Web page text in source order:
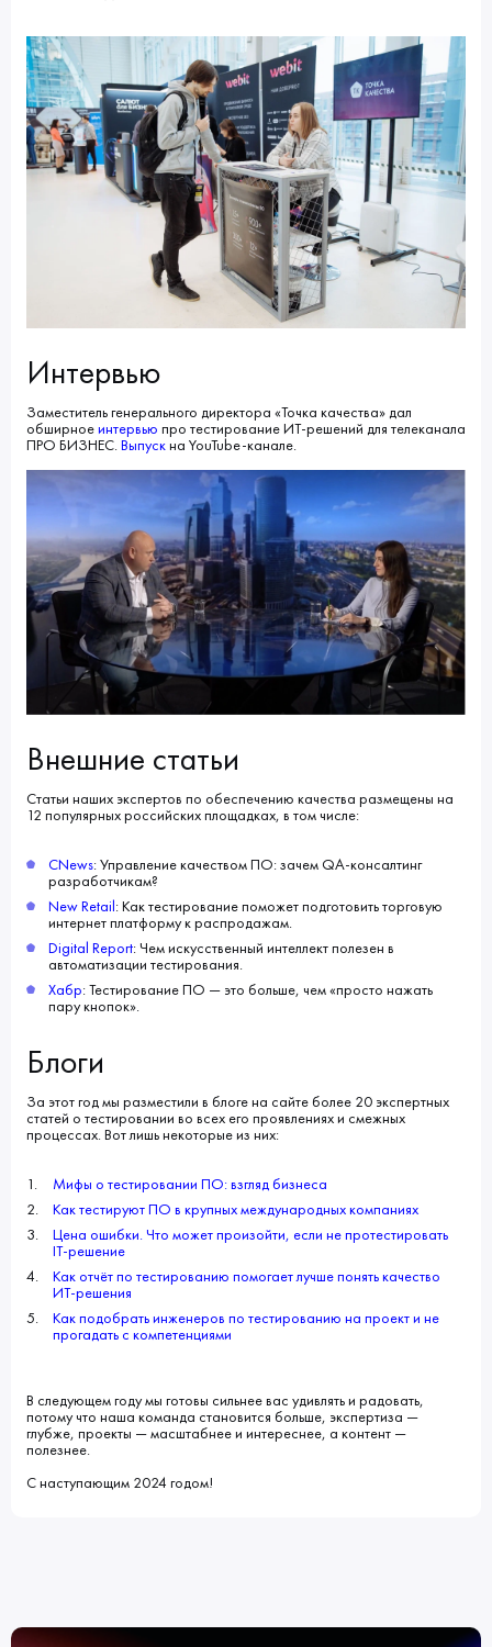
Интервью
Заместитель генерального директора «Точка качества» дал
обширноеинтервью про тестирование ИТ-решений для телеканала
ПРО БИЗНЕС.Выпускна YouTube-канале.
Внешние статьи
Статьи наших экспертов по обеспечению качества размещены на
12 популярных российских площадках, в том числе:
CNews: Управление качеством ПО: зачем QA-консалтинг
разработчикам?
New Retail: Как тестирование поможет подготовить торговую
интернет платформу к распродажам.
Digital Report: Чем искусственный интеллект полезен в
автоматизации тестирования.
Хабр: Тестирование ПО — это больше, чем «просто нажать
пару кнопок».
Блоги
За этот год мы разместили в блоге на сайте более 20 экспертных
статей о тестировании во всех его проявлениях и смежных
процессах. Вот лишь некоторые из них:
Мифы о тестировании ПО: взгляд бизнеса
Как тестируют ПО в крупных международных компаниях
Цена ошибки. Что может произойти, если не протестировать
IT-решение
Как отчёт по тестированию помогает лучше понять качество
ИТ-решения
Как подобрать инженеров по тестированию на проект и не
прогадать с компетенциями
В следующем году мы готовы сильнее вас удивлять и радовать,
потому что наша команда становится больше, экспертиза —
глубже, проекты — масштабнее и интереснее, а контент —
полезнее.
С наступающим 2024 годом!